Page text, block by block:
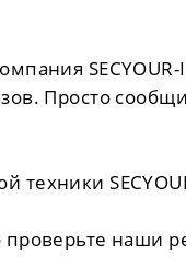
Просто
техники
проверьте наши